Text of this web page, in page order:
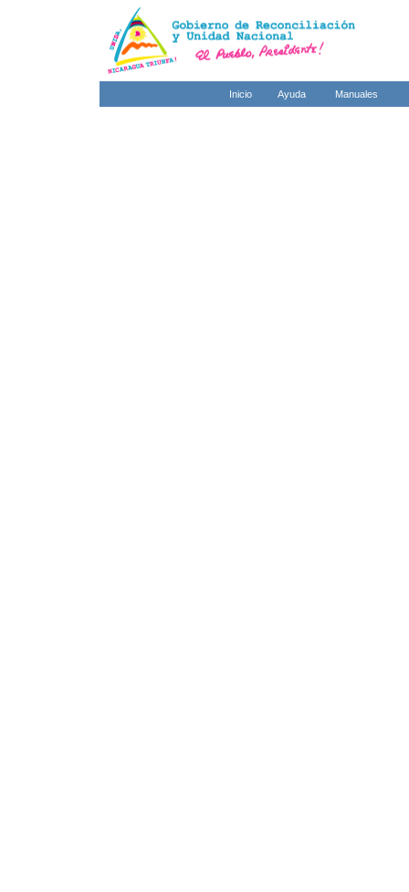
Inicio Ayuda Manuales